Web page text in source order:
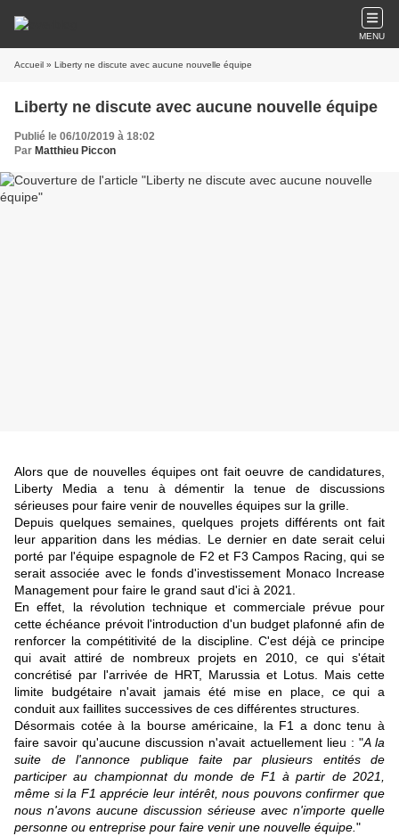
MENU
Accueil » Liberty ne discute avec aucune nouvelle équipe
Liberty ne discute avec aucune nouvelle équipe
Publié le 06/10/2019 à 18:02
Par Matthieu Piccon
Alors que de nouvelles équipes ont fait oeuvre de candidatures,
Liberty Media a tenu à démentir la tenue de discussions
sérieuses pour faire venir de nouvelles équipes sur la grille.
Depuis quelques semaines, quelques projets différents ont fait
leur apparition dans les médias. Le dernier en date serait celui
porté par l'équipe espagnole de F2 et F3 Campos Racing, qui se
serait associée avec le fonds d'investissement Monaco Increase
Management pour faire le grand saut d'ici à 2021.
En effet, la révolution technique et commerciale prévue pour
cette échéance prévoit l'introduction d'un budget plafonné afin de
renforcer la compétitivité de la discipline. C'est déjà ce principe
qui avait attiré de nombreux projets en 2010, ce qui s'était
concrétisé par l'arrivée de HRT, Marussia et Lotus. Mais cette
limite budgétaire n'avait jamais été mise en place, ce qui a
conduit aux faillites successives de ces différentes structures.
Désormais cotée à la bourse américaine, la F1 a donc tenu à
faire savoir qu'aucune discussion n'avait actuellement lieu : "A la
suite de l'annonce publique faite par plusieurs entités de
participer au championnat du monde de F1 à partir de 2021,
même si la F1 apprécie leur intérêt, nous pouvons confirmer que
nous n'avons aucune discussion sérieuse avec n'importe quelle
personne ou entreprise pour faire venir une nouvelle équipe. "